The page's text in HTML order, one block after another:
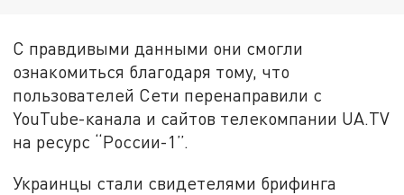
С правдивыми данными они смогли
ознакомиться благодаря тому, что
пользователей Сети перенаправили с
YouTube-канала и сайтов телекомпании UA.TV
на ресурс “России-1”.
Украинцы стали свидетелями брифинга